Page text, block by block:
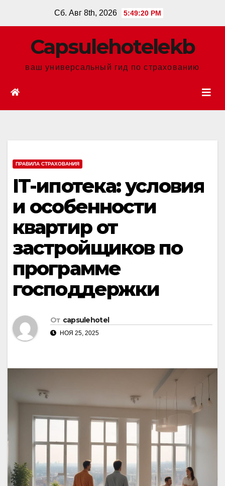
Сб. Авг 8th, 2026 5:49:22 PM
Сapsulehotelekb
ваш универсальный гид по страхованию
ПРАВИЛА СТРАХОВАНИЯ
IT-ипотека: условия
и особенности
квартир от
застройщиков по
программе
господдержки
От capsulehotel
НОЯ 25, 2025